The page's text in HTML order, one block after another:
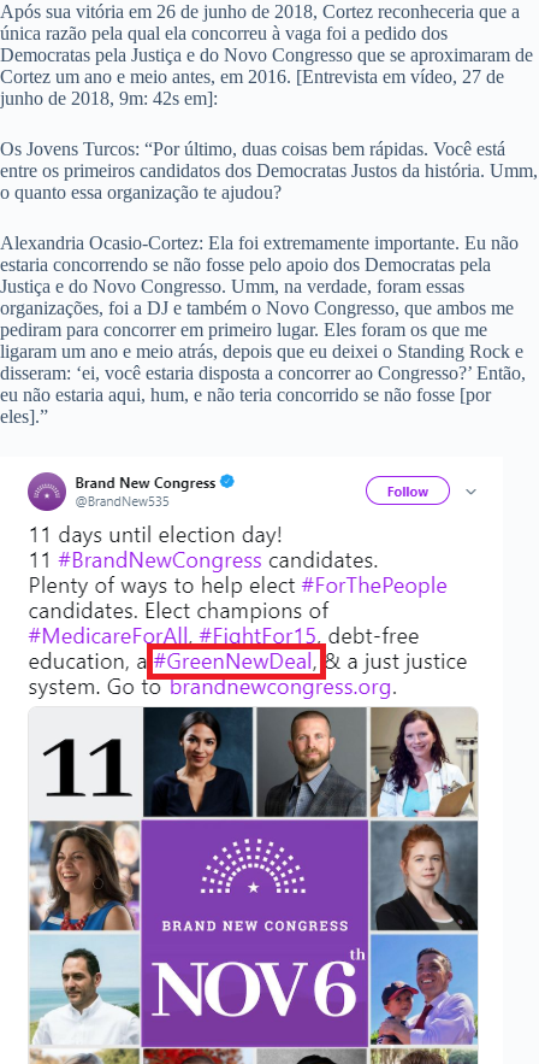
Após sua vitória em 26 de junho de 2018, Cortez reconheceria que a
única razão pela qual ela concorreu à vaga foi a pedido dos
Democratas pela Justiça e do Novo Congresso que se aproximaram de
Cortez um ano e meio antes, em 2016. [Entrevista em vídeo, 27 de
junho de 2018, 9m: 42s em]:
Os Jovens Turcos: “Por último, duas coisas bem rápidas. Você está
entre os primeiros candidatos dos Democratas Justos da história. Umm,
o quanto essa organização te ajudou?
Alexandria Ocasio-Cortez: Ela foi extremamente importante. Eu não
estaria concorrendo se não fosse pelo apoio dos Democratas pela
Justiça e do Novo Congresso. Umm, na verdade, foram essas
organizações, foi a DJ e também o Novo Congresso, que ambos me
pediram para concorrer em primeiro lugar. Eles foram os que me
ligaram um ano e meio atrás, depois que eu deixei o Standing Rock e
disseram: ‘ei, você estaria disposta a concorrer ao Congresso?’ Então,
eu não estaria aqui, hum, e não teria concorrido se não fosse [por
eles].”